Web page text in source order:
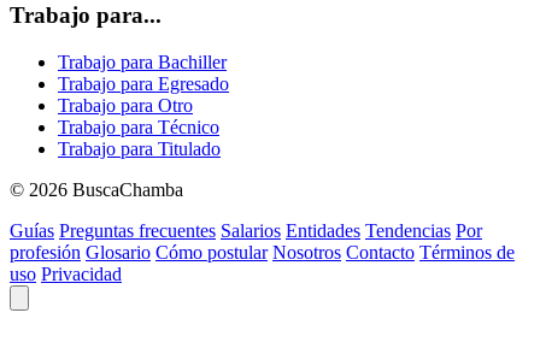
Trabajo para...
Trabajo para Bachiller
Trabajo para Egresado
Trabajo para Otro
Trabajo para Técnico
Trabajo para Titulado
© 2026 BuscaChamba
Guías Preguntas frecuentes Salarios Entidades Tendencias Por
profesión Glosario Cómo postular Nosotros Contacto Términos de
uso Privacidad